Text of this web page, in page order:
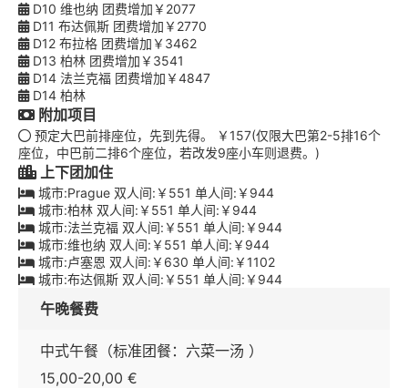
D10 维也纳 团费增加￥2077
D11 布达佩斯 团费增加￥2770
D12 布拉格 团费增加￥3462
D13 柏林 团费增加￥3541
D14 法兰克福 团费增加￥4847
D14 柏林
附加项目
预定大巴前排座位，先到先得。 ￥157(仅限大巴第2-5排16个
座位，中巴前二排6个座位，若改发9座小车则退费。)
上下团加住
城市:Prague 双人间:￥551 单人间:￥944
城市:柏林 双人间:￥551 单人间:￥944
城市:法兰克福 双人间:￥551 单人间:￥944
城市:维也纳 双人间:￥551 单人间:￥944
城市:卢塞恩 双人间:￥630 单人间:￥1102
城市:布达佩斯 双人间:￥551 单人间:￥944
午晚餐费
中式午餐（标准团餐：六菜一汤 ）
15,00-20,00 €